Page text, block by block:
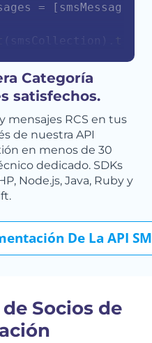
= [ smsMessage
( smsCollection ) then
err){
err.body);
Categoría
satisfechos.
mensajes RCS en tus
de nuestra API
en menos de 30
dedicado. SDKs
Node.js, Java, Ruby y
De La API
Socios de